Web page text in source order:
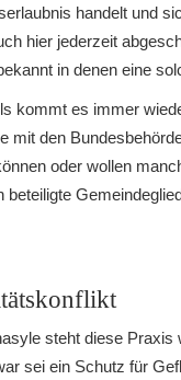
handelt und
hier jederzeit
in denen eine
kommt es immer
mit den
oder wollen
steht diese
sei ein Schutz für